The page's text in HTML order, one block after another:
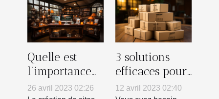
Quelle est
l’importance
d’un site
26 avril 2023 02:26
3 solutions
efficaces pour
envoyer un
12 avril 2023 02:40